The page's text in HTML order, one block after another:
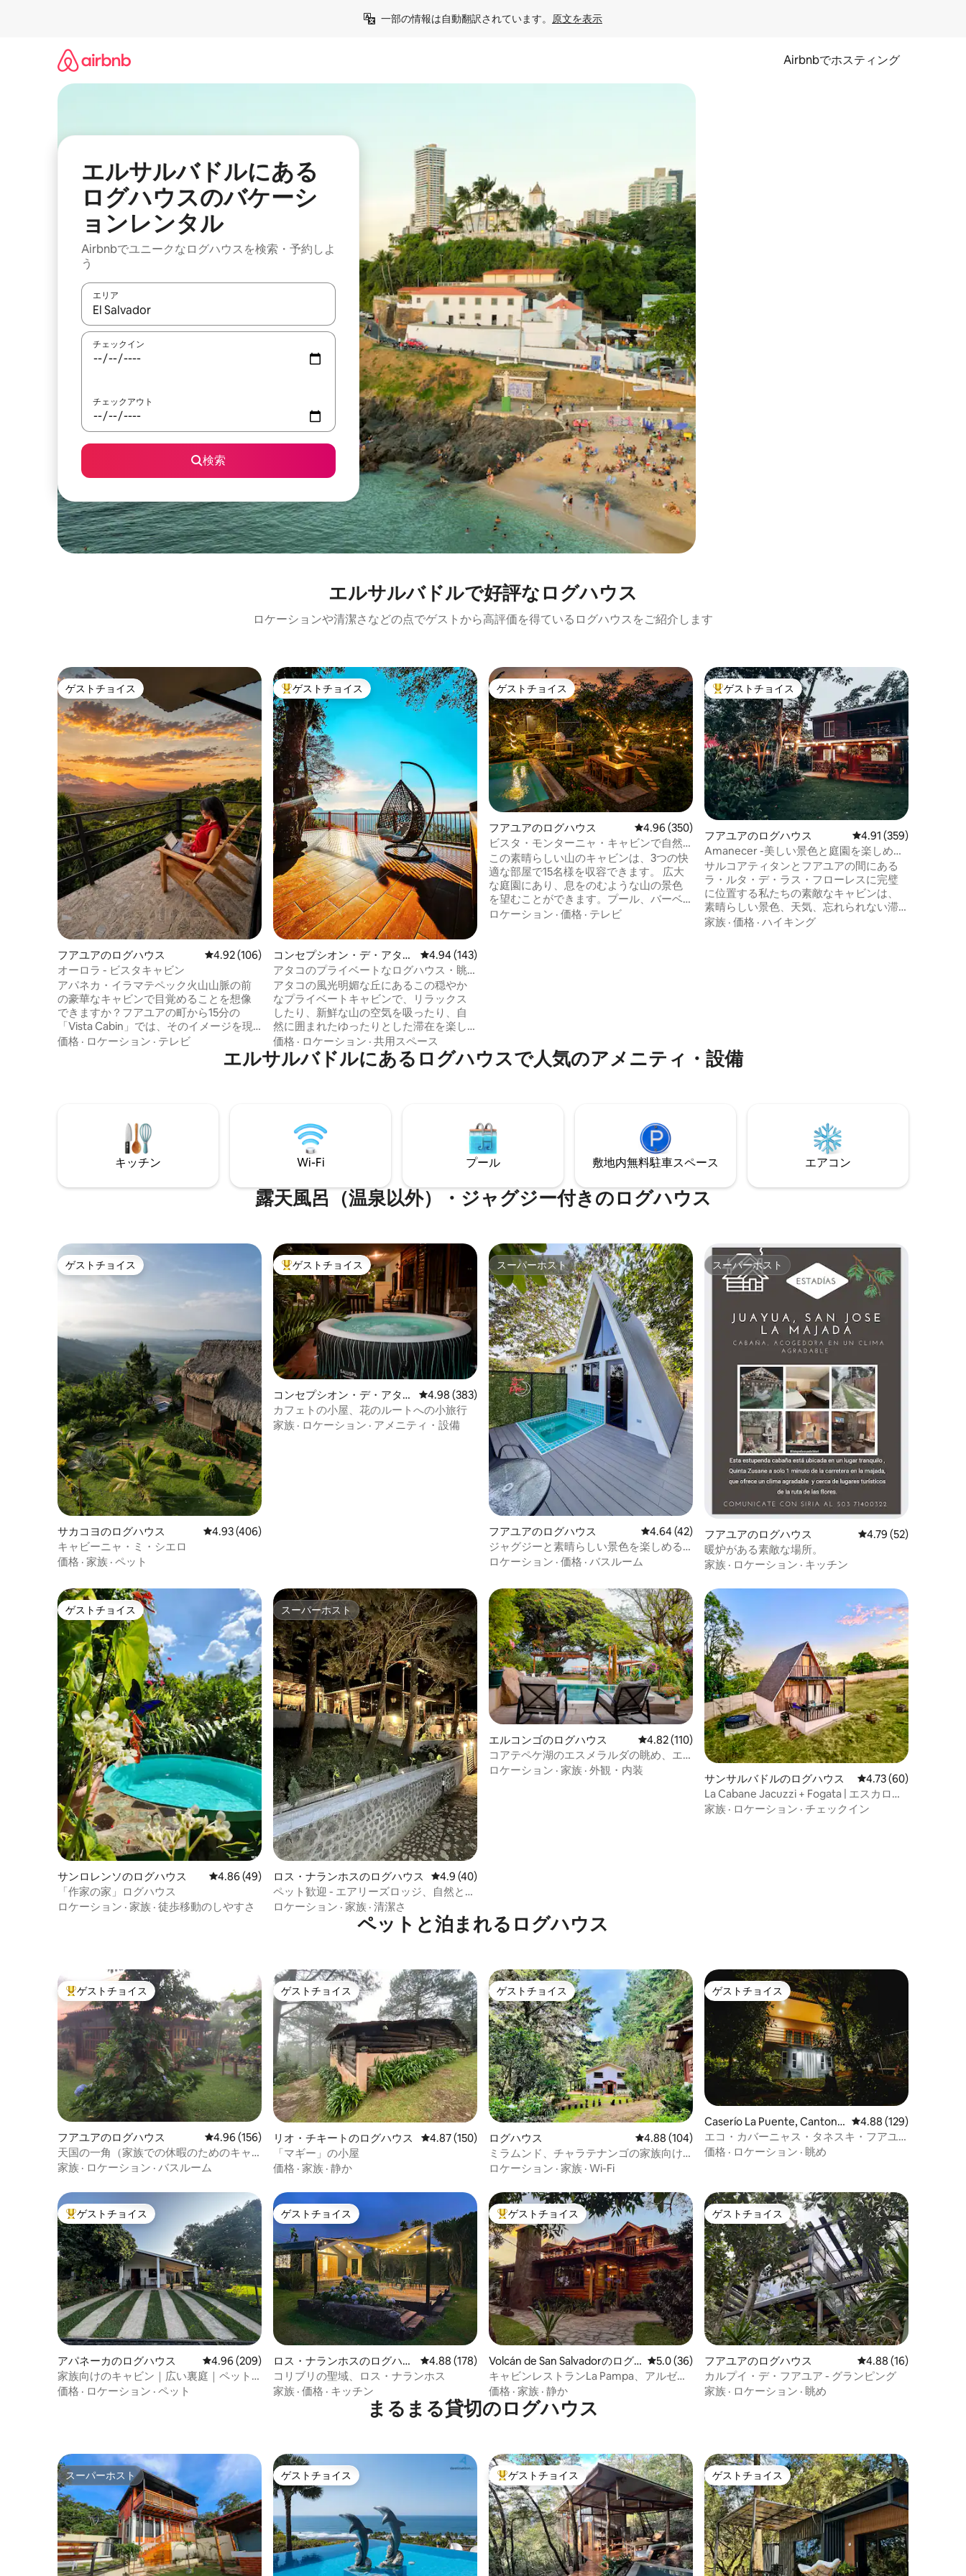
一部の情報は自動翻訳されています。 原文を表示
Airbnbでホスティング
エルサルバドルにある
ログハウスのバケーシ
ョンレンタル
Airbnbでユニークなログハウスを検索・予約しよ
う
エリア
検索結果が表示されたら、上下の矢印キーを使って移動するか、画面をタッチまたはスワイプして検索結果を確認することができます。
チェックイン
チェックアウト
検索
エルサルバドルで好評なログハウス
ロケーションや清潔さなどの点でゲストから高評価を得ているログハウスをご紹介します
ゲストチョイス
ゲストチョイス
フアユアのログハウス レビュー106件、5つ星中4.92つ星の平均評価
4.92 (106)
オーロラ - ビスタキャビン
アパネカ・イラマテペック火山山脈の前
の豪華なキャビンで目覚めることを想像
できますか？フアユアの町から15分の
「Vista Cabin」では、そのイメージを現
実のものにすることができます。このキ
ャビンは、クイーンベッドを備えたカッ
プル向けのキャビンで、3名様までご宿泊
ン、バーベキューとキャンプファイヤー
用のスペースが、快適な体験を補完しま
す。このキャビンは、施設の庭園やプー
ルエリアにアクセスできます。
価格 · ロケーション · テレビ
大好評のゲストチョイスです。
ゲストチョイス
コンセプシオン・デ・アタコ
のログハウス
レビュー143件、5つ星中4.94つ星の平均評価
4.94 (143)
アタコのプライベートなログハウス・眺
望＆朝食付き
アタコの風光明媚な丘にあるこの穏やか
なプライベートキャビンで、リラックス
したり、新鮮な山の空気を吸ったり、自
然に囲まれたゆったりとした滞在を楽し
んだりするのに理想的です。 クイーンベ
ッド、ソファベッド、専用バスルーム、
バーベキューエリア、自然に囲まれた素
しめます。 サルバドルの典型的な朝食と
自家製のモンテシエロコーヒーが含まれ
ています。町からわずか6分。
価格 · ロケーション · 共用スペース
ゲストチョイス
ゲストチョイス
フアユアのログハウス レビュー350件、5つ星中4.96つ星の平均評価
4.96 (350)
ビスタ・モンターニャ・キャビンで自然
とつながろう
この素晴らしい山のキャビンは、3つの快
適な部屋で15名様を収容できます。 広大
な庭園にあり、息をのむような山の景色
を望むことができます。プール、バーベ
キューとファイヤーピットエリア、ピザ
ロケーション · 価格 · テレビ
大好評のゲストチョイスです。
ゲストチョイス
フアユアのログハウス レビュー359件、5つ
4.91 (359)
Amanecer -美しい景色と庭園を楽しめる
カバナ 🐶
サルコアティタンとフアユアの間にある
ラ・ルタ・デ・ラス・フローレスに完璧
に位置する私たちの素敵なキャビンは、
素晴らしい景色、天気、忘れられない滞
在に必要なすべてのアメニティを備えた
家族 · 価格 · ハイキング
エルサルバドルにあるログハウスで人気のアメニティ・設備
キッチン Wi-Fi プール 敷地内無料駐⁠車ス⁠ペ⁠ー⁠ス エアコン
露天風呂（温泉以外）・ジャグジー付きのログハウス
ゲストチョイス
ゲストチョイス
サカコヨのログハウス レビュー406件、5つ星中4.93つ星の平均評価
4.93 (406)
キャビーニャ・ミ・シエロ
価格 · 家族 · ペット
大好評のゲストチョイスです。
ゲストチョイス
コンセプシオン・デ・アタコ
のログハウス
レビュー383件、5つ星中4.98つ星の平均評価
4.98 (383)
カフェトの小屋、花のルートへの小旅行
家族 · ロケーション · アメニティ・設備
スーパーホスト
スーパーホスト
フアユアのログハウス レビュー42件、5つ星中4.64つ星の平均評価
4.64 (42)
ジャグジーと素晴らしい景色を楽しめる
快適なキャビン
ロケーション · 価格 · バスルーム
スーパーホスト
スーパーホスト
フアユアのログハウス レビュー52件、5つ
4.79 (52)
暖炉がある素敵な場所。
家族 · ロケーション · キッチン
ゲストチョイス
ゲストチョイス
サンロレンソのログハウス レビュー49件、5つ星中4.86つ星の平均評価
4.86 (49)
「作家の家」ログハウス
ロケーション · 家族 · 徒歩移動のしやすさ
スーパーホスト
スーパーホスト
ロス・ナランホスのログハウス レビュー40件、5つ星中4.9つ星の平均評価
4.9 (40)
ペット歓迎 - エアリーズロッジ、自然と快
適さ
ロケーション · 家族 · 清潔さ
エルコンゴのログハウス レビュー110件、5つ星中4.82つ星の平均評価
4.82 (110)
コアテペケ湖のエスメラルダの眺め、エ
ルサルバドル。
ロケーション · 家族 · 外観・内装
サンサルバドルのログハウス レビュー60件、5つ
4.73 (60)
La Cabane Jacuzzi + Fogata | エスカロン
から10分
家族 · ロケーション · チェックイン
ペットと泊まれるログハウス
大好評のゲストチョイスです。
ゲストチョイス
フアユアのログハウス レビュー156件、5つ星中4.96つ星の平均評価
4.96 (156)
天国の一角（家族での休暇のためのキャ
ビン）
家族 · ロケーション · バスルーム
ゲストチョイス
ゲストチョイス
リオ・チキートのログハウス レビュー150件、5つ星中4.87つ星の平均評価
4.87 (150)
「マギー」の小屋
価格 · 家族 · 静か
ゲストチョイス
ゲストチョイス
ログハウス レビュー104件、5つ星中4.88つ星の平均評価
4.88 (104)
ミラムンド、チャラテナンゴの家族向け
ログハウス
ロケーション · 家族 · Wi-Fi
ゲストチョイス
ゲストチョイス
Caserío La Puente, Canton S
an Juan De Dios, Juayuaのロ
グハウス
レビュー129件、5つ
4.88 (129)
エコ・カバーニャス・タネスキ・フアユ
ア
価格 · ロケーション · 眺め
大好評のゲストチョイスです。
ゲストチョイス
アパネーカのログハウス レビュー209件、5つ星中4.96つ星の平均評価
4.96 (209)
家族向けのキャビン｜広い裏庭｜ペット
と泊まれる
価格 · ロケーション · ペット
ゲストチョイス
ゲストチョイス
ロス・ナランホスのログハウ
ス
レビュー178件、5つ星中4.88つ星の平均評価
4.88 (178)
コリブリの聖域、ロス・ナランホス
家族 · 価格 · キッチン
大好評のゲストチョイスです。
ゲストチョイス
Volcán de San Salvadorのログ
ハウス
レビュー36件、5つ星中5.0つ星の平均評価
5.0 (36)
キャビンレストランLa Pampa、アルゼン
チン•ルームサービス
価格 · 家族 · 静か
ゲストチョイス
ゲストチョイス
フアユアのログハウス レビュー16件、5つ
4.88 (16)
カルプイ・デ・フアユア - グランピング
家族 · ロケーション · 眺め
まるまる貸切のログハウス
スーパーホスト
スーパーホスト ゲストチョイス
ゲストチョイス 大好評のゲストチョイスです。
ゲストチョイス ゲストチョイス
ゲストチョイス